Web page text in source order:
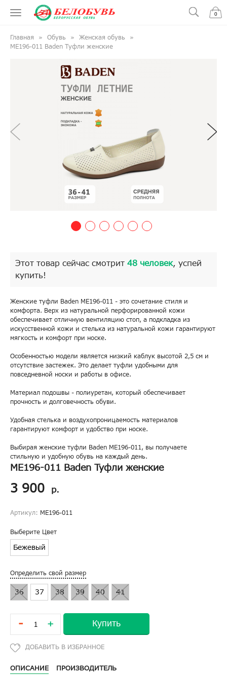
0
Главная Обувь
Женская обувь
ME196-011 Baden Туфли женские
Этот товар сейчас смотрит 48 человек, успей
купить!
Женские туфли Baden ME196-011 - это сочетание стиля и
комфорта. Верх из натуральной перфорированной кожи
обеспечивает отличную вентиляцию стоп, а подкладка из
искусственной кожи и стелька из натуральной кожи гарантируют
мягкость и комфорт при носке.
Особенностью модели является низкий каблук высотой 2,5 см и
отсутствие застежек. Это делает туфли удобными для
повседневной носки и работы в офисе.
Материал подошвы - полиуретан, который обеспечивает
прочность и долговечность обуви.
Удобная стелька и воздухопроницаемость материалов
гарантируют комфорт и удобство при носке.
Выбирая женские туфли Baden ME196-011, вы получаете
стильную и удобную обувь на каждый день.
ME196-011 Baden Туфли женские
3 900 р.
Артикул: ME196-011
Выберите Цвет
Бежевый
Определить свой размер
36 37 38 39 40 41
- + Купить
ОПИСАНИЕ ПРОИЗВОДИТЕЛЬ